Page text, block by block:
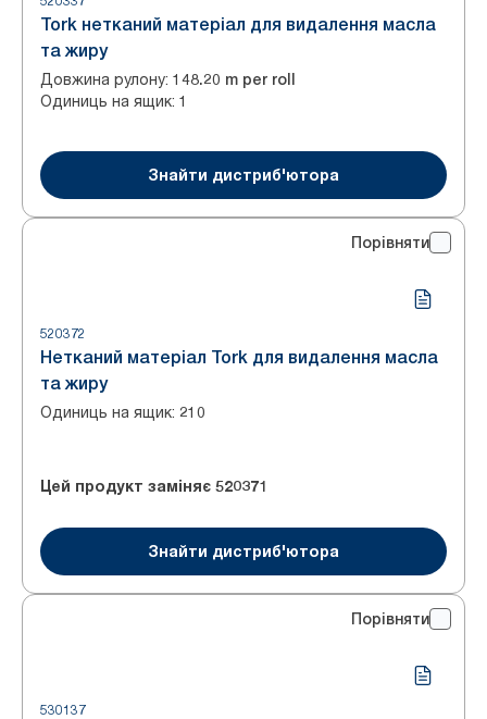
Tork нетканий матеріал для видалення масла
та жиру
Довжина рулону: 148.20 m per roll
Одиниць на ящик: 1
Знайти дистриб'ютора
Порівняти
520372
Нетканий матеріал Tork для видалення масла
та жиру
Одиниць на ящик: 210
Цей продукт заміняє 520371
Знайти дистриб'ютора
Порівняти
530137